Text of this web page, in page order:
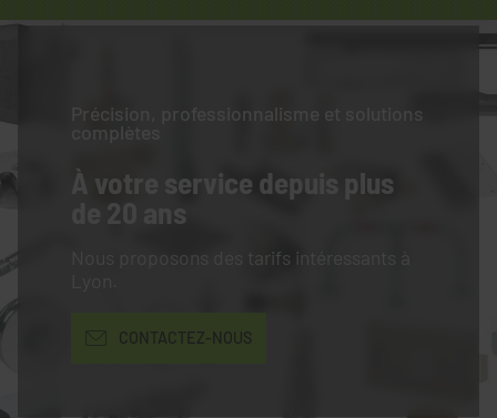
Précision, professionnalisme et solutions
complètes
À votre service depuis plus
de 20 ans
Nous proposons des tarifs intéressants à
CONTACTEZ-NOUS